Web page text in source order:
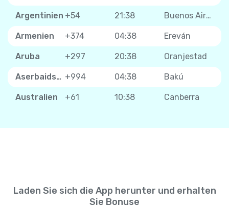
Argentinien +54 21:38 Buenos Aires
Armenien +374 04:38 Ereván
Aruba +297 20:38 Oranjestad
Aserbaidschan +994 04:38 Bakú
Australien +61 10:38 Canberra
Laden Sie sich die App herunter und erhalten
Sie Bonuse